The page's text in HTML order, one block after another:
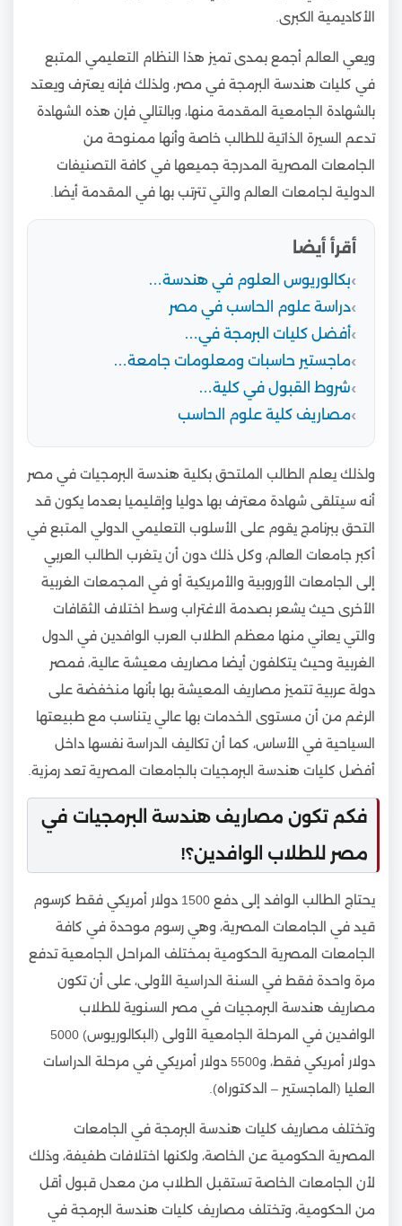
الأكاديمية الكبرى.
ويعي العالم أجمع بمدى تميز هذا النظام التعليمي المتبع
في كليات هندسة البرمجة في مصر، ولذلك فإنه يعترف ويعتد
بالشهادة الجامعية المقدمة منها، وبالتالي فإن هذه الشهادة
تدعم السيرة الذاتية للطالب خاصة وأنها ممنوحة من
الجامعات المصرية المدرجة جميعها في كافة التصنيفات
الدولية لجامعات العالم والتي تترتب بها في المقدمة أيضا.
أقرأ أيضا
بكالوريوس العلوم في هندسة…
دراسة علوم الحاسب في مصر
أفضل كليات البرمجة في…
ماجستير حاسبات ومعلومات جامعة…
شروط القبول في كلية…
مصاريف كلية علوم الحاسب
ولذلك يعلم الطالب الملتحق بكلية هندسة البرمجيات في مصر
أنه سيتلقى شهادة معترف بها دوليا وإقليميا بعدما يكون قد
التحق ببرنامج يقوم على الأسلوب التعليمي الدولي المتبع في
أكبر جامعات العالم، وكل ذلك دون أن يتغرب الطالب العربي
إلى الجامعات الأوروبية والأمريكية أو في المجمعات الغربية
الأخرى حيث يشعر بصدمة الاغتراب وسط اختلاف الثقافات
والتي يعاني منها معظم الطلاب العرب الوافدين في الدول
الغربية وحيث يتكلفون أيضا مصاريف معيشة عالية، فمصر
دولة عربية تتميز مصاريف المعيشة بها بأنها منخفضة على
الرغم من أن مستوى الخدمات بها عالي يتناسب مع طبيعتها
السياحية في الأساس، كما أن تكاليف الدراسة نفسها داخل
أفضل كليات هندسة البرمجيات بالجامعات المصرية تعد رمزية.
فكم تكون مصاريف هندسة البرمجيات في
مصر للطلاب الوافدين؟!
يحتاج الطالب الوافد إلى دفع 1500 دولار أمريكي فقط كرسوم
قيد في الجامعات المصرية، وهي رسوم موحدة في كافة
الجامعات المصرية الحكومية بمختلف المراحل الجامعية تدفع
مرة واحدة فقط في السنة الدراسية الأولى، على أن تكون
مصاريف هندسة البرمجيات في مصر السنوية للطلاب
الوافدين في المرحلة الجامعية الأولى (البكالوريوس) 5000
دولار أمريكي فقط، و5500 دولار أمريكي في مرحلة الدراسات
العليا (الماجستير – الدكتوراه).
وتختلف مصاريف كليات هندسة البرمجة في الجامعات
المصرية الحكومية عن الخاصة، ولكنها اختلافات طفيفة، وذلك
لأن الجامعات الخاصة تستقبل الطلاب من معدل قبول أقل
من الحكومية، وتختلف مصاريف كليات هندسة البرمجة في